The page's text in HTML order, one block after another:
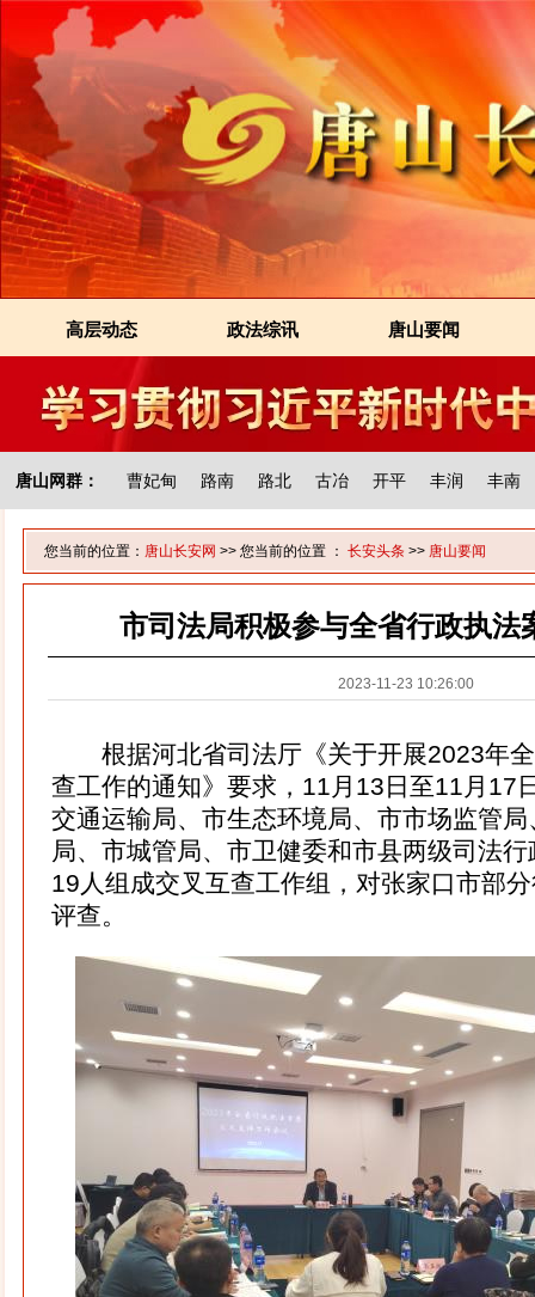
高层动态 政法综讯 唐山要闻
唐山网群： 曹妃甸 路南 路北 古冶 开平 丰润 丰南
您当前的位置： 唐山长安网 >> 您当前的位置 ： 长安头条 >> 唐山要闻
市司法局积极参与全省行政执法
2023-11-23 10:26:00
根据河北省司法厅《关于开展2023年全
查工作的通知》要求，11月13日至11月17
交通运输局、市生态环境局、市市场监管
局、市城管局、市卫健委和市县两级司法
19人组成交叉互查工作组，对张家口市部
评查。